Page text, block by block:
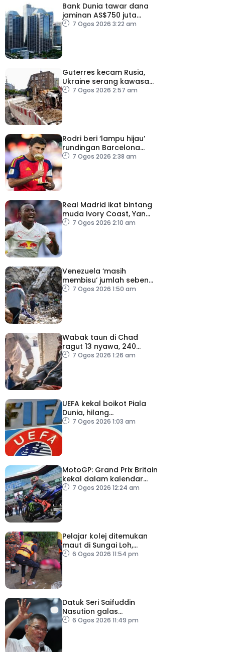
Bank Dunia tawar dana
jaminan AS$750 juta
kepada Indonesia bantu
7 Ogos 2026 3:22 am
Guterres kecam Rusia,
Ukraine serang kawasan
awam7 Ogos 2026 2:57 am
Rodri beri ‘lampu hijau’
rundingan Barcelona
dengan Man City
7 Ogos 2026 2:38 am
Real Madrid ikat bintang
muda Ivory Coast, Yan
Diomande
7 Ogos 2026 2:10 am
Venezuela ‘masih
membisu’ jumlah sebenar
mangsa hilang dalam
7 Ogos 2026 1:50 am
Wabak taun di Chad
ragut 13 nyawa, 240
dijangkiti
7 Ogos 2026 1:26 am
UEFA kekal boikot Piala
Dunia, hilang
kepercayaan kepada
7 Ogos 2026 1:03 am
MotoGP: Grand Prix Britain
kekal dalam kalendar
hingga 2028
7 Ogos 2026 12:24 am
Pelajar kolej ditemukan
maut di Sungai Loh,
Dungun
6 Ogos 2026 11:54 pm
Datuk Seri Saifuddin
Nasution galas
sementara tugas
6 Ogos 2026 11:49 pm